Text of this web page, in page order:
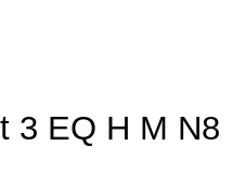
3 EQ H M N8